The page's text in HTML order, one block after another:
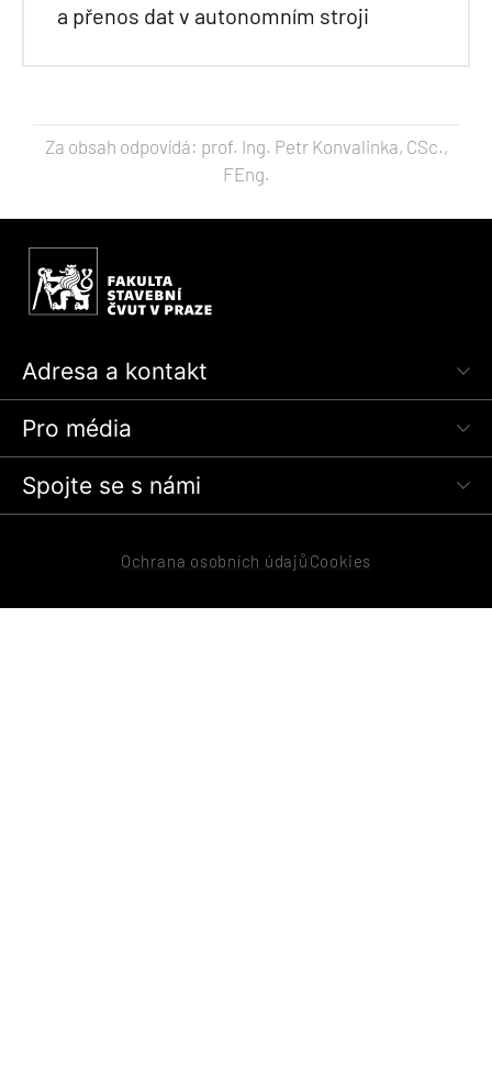
a přenos dat v autonomním stroji
Za obsah odpovídá: prof. Ing. Petr Konvalinka, CSc.,
FEng.
Adresa a kontakt
Pro média
Spojte se s námi
Ochrana osobních údajů Cookies